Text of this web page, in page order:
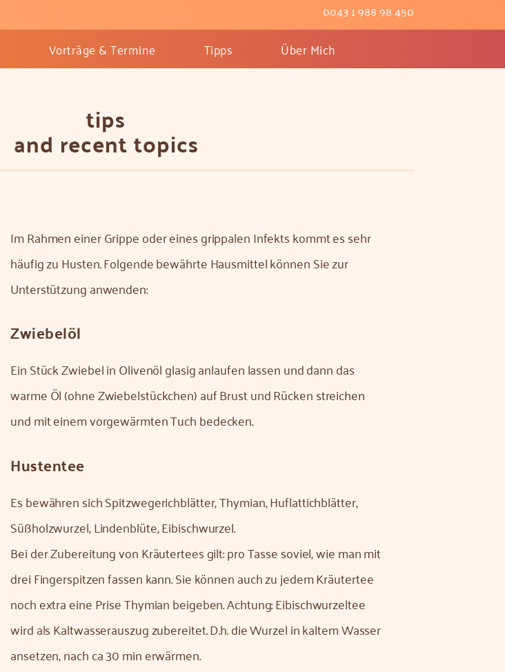
0043 1 988 98 450
Vorträge & Termine Tipps Über Mich
tips
and recent topics
Im Rahmen einer Grippe oder eines grippalen Infekts kommt es sehr
häufig zu Husten. Folgende bewährte Hausmittel können Sie zur
Unterstützung anwenden:
Zwiebelöl
Ein Stück Zwiebel in Olivenöl glasig anlaufen lassen und dann das
warme Öl (ohne Zwiebelstückchen) auf Brust und Rücken streichen
und mit einem vorgewärmten Tuch bedecken.
Hustentee
Es bewähren sich Spitzwegerichblätter, Thymian, Huflattichblätter,
Süßholzwurzel, Lindenblüte, Eibischwurzel.
Bei der Zubereitung von Kräutertees gilt: pro Tasse soviel, wie man mit
drei Fingerspitzen fassen kann. Sie können auch zu jedem Kräutertee
noch extra eine Prise Thymian beigeben. Achtung: Eibischwurzeltee
wird als Kaltwasserauszug zubereitet. D.h. die Wurzel in kaltem Wasser
ansetzen, nach ca 30 min erwärmen.